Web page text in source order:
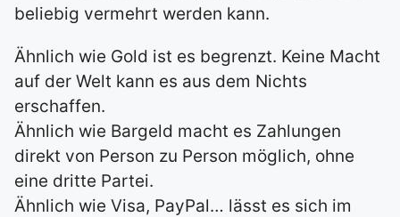
beliebig vermehrt werden kann.
Ähnlich wie Gold ist es begrenzt. Keine Macht
auf der Welt kann es aus dem Nichts
erschaffen.
Ähnlich wie Bargeld macht es Zahlungen
direkt von Person zu Person möglich, ohne
eine dritte Partei.
Ähnlich wie Visa, PayPal… lässt es sich im